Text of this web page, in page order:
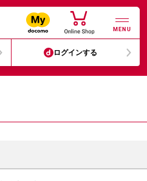
MENU
ログインする